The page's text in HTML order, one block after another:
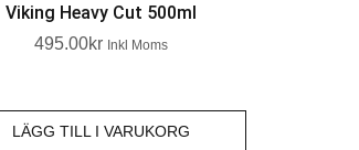
Viking Heavy Cut 500ml
495.00Kr Inkl Moms
LÄGG TILL I VARUKORG